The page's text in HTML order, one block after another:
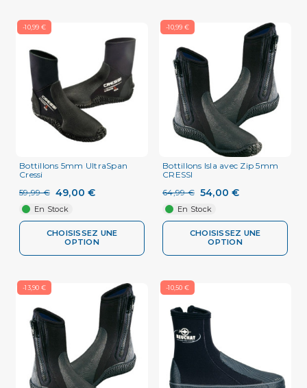
-10,99 €
Bottillons 5mm UltraSpan
Cressi
59,99 € 49,00 €
En Stock
CHOISISSEZ UNE
OPTION
-10,99 €
Bottillons Isla avec Zip 5mm
CRESSI
64,99 € 54,00 €
En Stock
CHOISISSEZ UNE
OPTION
-13,90 € -10,50 €